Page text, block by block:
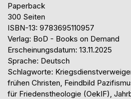
Paperback
300 Seiten
ISBN-13: 9783695110957
Verlag: BoD - Books on Demand
Erscheinungsdatum: 13.11.2025
Sprache: Deutsch
Schlagworte:
frühen Christen, Feindbild
für Friedenstheologie (OekIF),